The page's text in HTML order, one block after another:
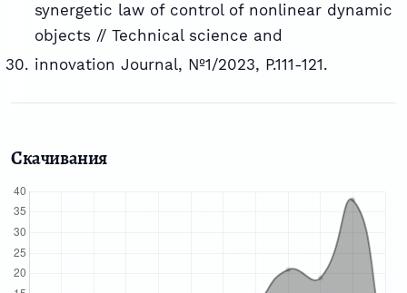
synergetic law of control of nonlinear dynamic
objects // Technical science and
innovation Journal, №1/2023, P.111-121.
Скачивания